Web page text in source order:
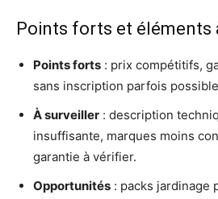
Points forts et éléments
Points forts : prix compétitifs,
sans inscription parfois
À surveiller : description
insuffisante, marques moins
garantie à vérifier.
Opportunités : packs jardinage